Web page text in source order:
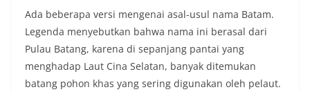
Ada beberapa versi mengenai asal-usul nama Batam.
Legenda menyebutkan bahwa nama ini berasal dari
Pulau Batang, karena di sepanjang pantai yang
menghadap Laut Cina Selatan, banyak ditemukan
batang pohon khas yang sering digunakan oleh pelaut.